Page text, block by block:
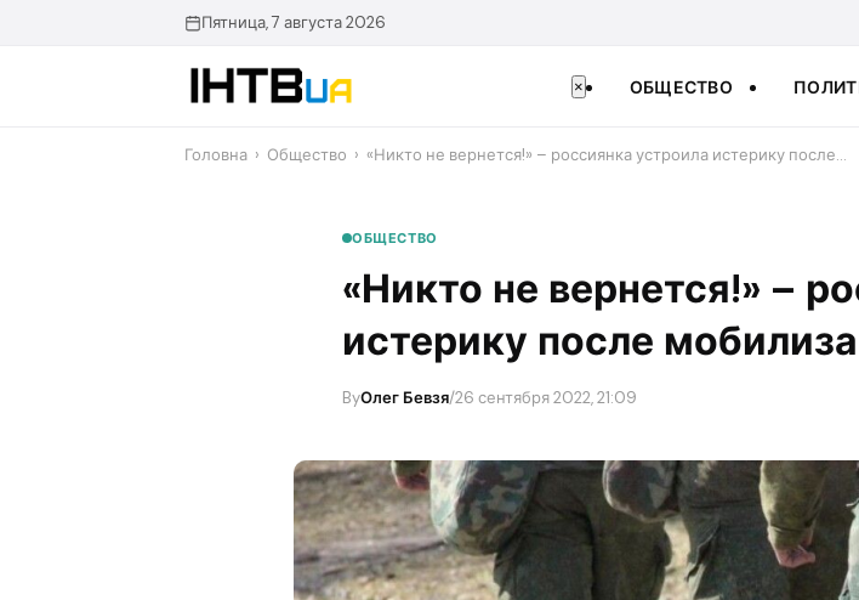
Пятница, 7 августа 2026
× ОБЩЕСТВО
Головна › Общество › «Никто не вернется!» – россиянка устроила истерику после…
ОБЩЕСТВО
«Никто не вернется!» –
истерику после
ByОлег Бевзя/26 сентября 2022, 21:09